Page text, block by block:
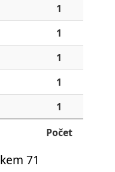
1
1
1
1
1
Počet
71